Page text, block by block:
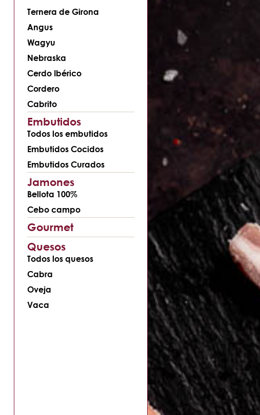
Ternera de Girona
Angus
Wagyu
Nebraska
Cerdo Ibérico
Cordero
Cabrito
Embutidos
Todos los embutidos
Embutidos Cocidos
Embutidos Curados
Jamones
Bellota 100%
Cebo campo
Gourmet
Quesos
Todos los quesos
Cabra
Oveja
Vaca